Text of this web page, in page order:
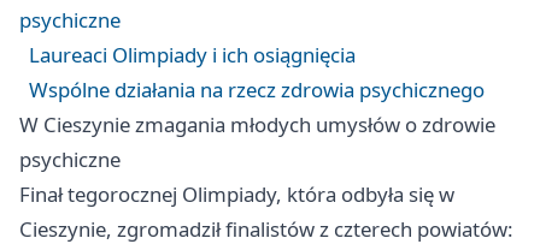
psychiczne
Laureaci Olimpiady i ich osiągnięcia
Wspólne działania na rzecz zdrowia psychicznego
W Cieszynie zmagania młodych umysłów o zdrowie
psychiczne
Finał tegorocznej Olimpiady, która odbyła się w
Cieszynie, zgromadził finalistów z czterech powiatów: